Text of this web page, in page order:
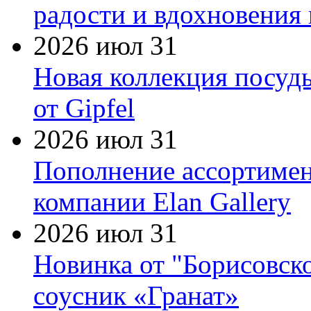
радости и
2026 июл 31
Новая коллекция
от Gipfel
2026 июл 31
Пополнение
компании Elan Gallery
2026 июл 31
Новинка от
соусник «Гранат»